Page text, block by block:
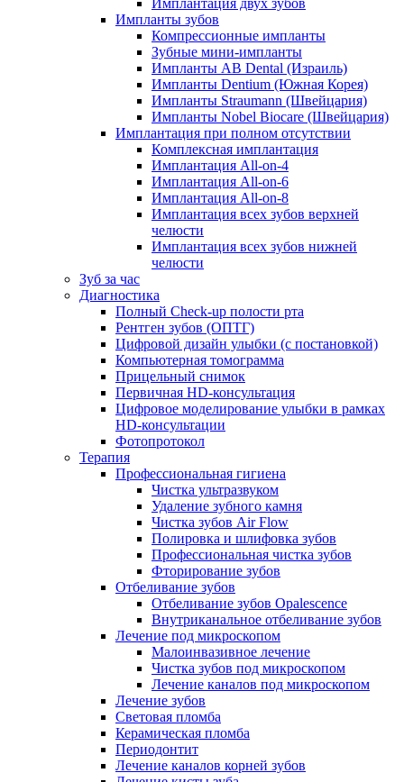
Имплантация двух зубов
Импланты зубов
Компрессионные импланты
Зубные мини-импланты
Импланты AB Dental (Израиль)
Импланты Dentium (Южная Корея)
Импланты Straumann (Швейцария)
Импланты Nobel Biocare (Швейцария)
Имплантация при полном отсутствии
Комплексная имплантация
Имплантация All-on-4
Имплантация All-on-6
Имплантация All-on-8
Имплантация всех зубов верхней
челюсти
Имплантация всех зубов нижней
челюсти
Зуб за час
Диагностика
Полный Check-up полости рта
Рентген зубов (ОПТГ)
Цифровой дизайн улыбки (с постановкой)
Компьютерная томограмма
Прицельный снимок
Первичная HD-консультация
Цифровое моделирование улыбки в рамках
HD-консультации
Фотопротокол
Терапия
Профессиональная гигиена
Чистка ультразвуком
Удаление зубного камня
Чистка зубов Air Flow
Полировка и шлифовка зубов
Профессиональная чистка зубов
Фторирование зубов
Отбеливание зубов
Отбеливание зубов Opalescence
Внутриканальное отбеливание зубов
Лечение под микроскопом
Малоинвазивное лечение
Чистка зубов под микроскопом
Лечение каналов под микроскопом
Лечение зубов
Световая пломба
Керамическая пломба
Периодонтит
Лечение каналов корней зубов